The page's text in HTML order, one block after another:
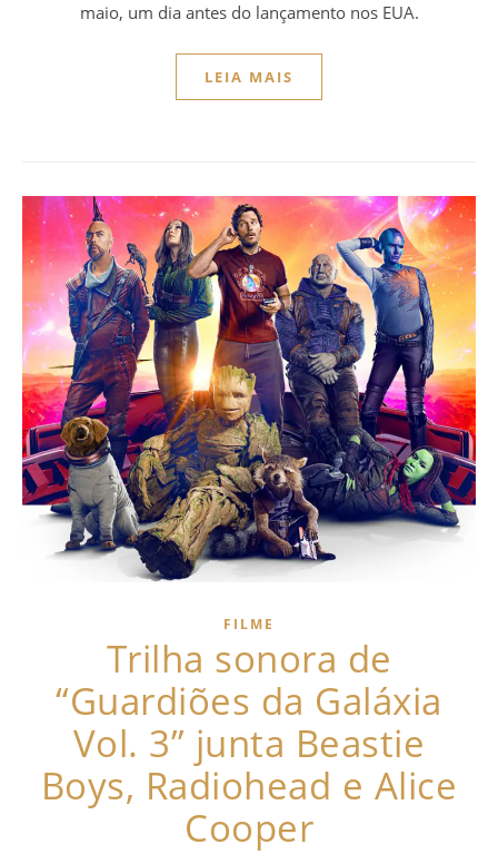
maio, um dia antes do lançamento nos EUA.
LEIA MAIS
FILME
Trilha sonora de
“Guardiões da Galáxia
Vol. 3” junta Beastie
Boys, Radiohead e Alice
Cooper